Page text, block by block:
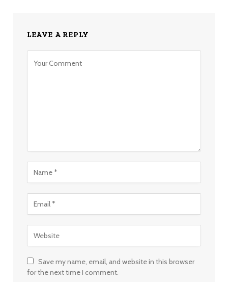
LEAVE A REPLY
Save my name, email, and website in this browser
for the next time I comment.